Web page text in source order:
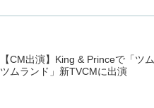
【CM出演】King & Princeで「ツム
ツムランド」新TVCMに出演